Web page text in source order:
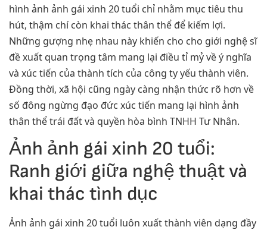
hình ảnh ảnh gái xinh 20 tuổi chỉ nhằm mục tiêu thu
hút, thậm chí còn khai thác thân thể để kiếm lợi.
Những gượng nhẹ nhau này khiến cho cho giới nghệ sĩ
đề xuất quan trọng tâm mang lại điều tỉ mỷ về ý nghĩa
và xúc tiến của thành tích của công ty yếu thành viên.
Đồng thời, xã hội cũng ngày càng nhận thức rõ hơn về
số đông ngừng đạo đức xúc tiến mang lại hình ảnh
thân thể trái đất và quyền hòa bình TNHH Tư Nhân.
Ảnh ảnh gái xinh 20 tuổi:
Ranh giới giữa nghệ thuật và
khai thác tình dục
Ảnh ảnh gái xinh 20 tuổi luôn xuất thành viên dạng đầy